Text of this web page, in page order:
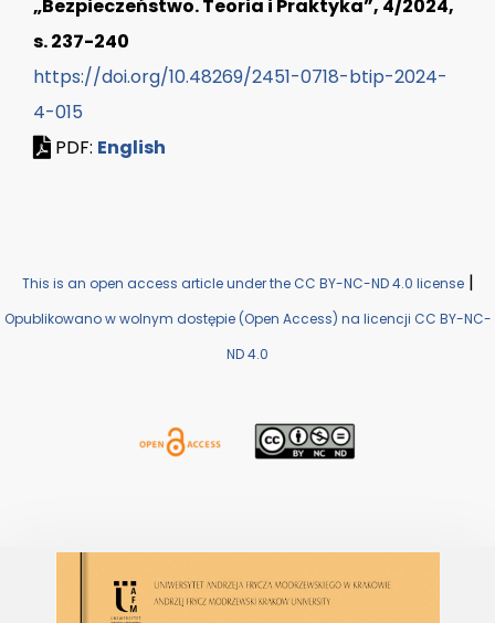
„Bezpieczeństwo. Teoria i Praktyka”, 4/2024,
s. 237-240
https://doi.org/10.48269/2451-0718-btip-2024-
4-015
PDF: English
This is an open access article under the CC BY-NC-ND 4.0 license|
Opublikowano w wolnym dostępie (Open Access) na licencji CC BY-NC-
ND 4.0